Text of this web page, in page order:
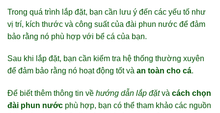
Trong quá trình lắp đặt, bạn cần lưu ý đến các yếu tố như
vị trí, kích thước và công suất của đài phun nước để đảm
bảo rằng nó phù hợp với bể cá của bạn.
Sau khi lắp đặt, bạn cần kiểm tra hệ thống thường xuyên
để đảm bảo rằng nó hoạt động tốt và an toàn cho cá.
Để biết thêm thông tin về hướng dẫn lắp đặtvà cách chọn
đài phun nước phù hợp, bạn có thể tham khảo các nguồn